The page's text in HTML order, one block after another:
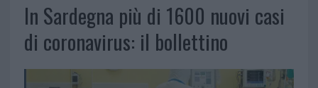
In Sardegna più di 1600 nuovi casi
di coronavirus: il bollettino